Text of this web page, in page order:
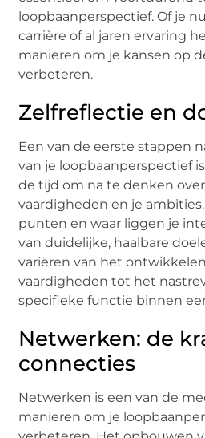
loopbaanperspectief. Of je
carrière of al jaren ervaring
manieren om je kansen op
verbeteren.
Zelfreflectie en
Een van de eerste stappen
van je loopbaanperspectief
de tijd om na te denken
vaardigheden en je
punten en waar liggen je
van duidelijke, haalbare
variëren van het
vaardigheden tot het
specifieke functie binnen
Netwerken: de
connecties
Netwerken is een van de
manieren om je